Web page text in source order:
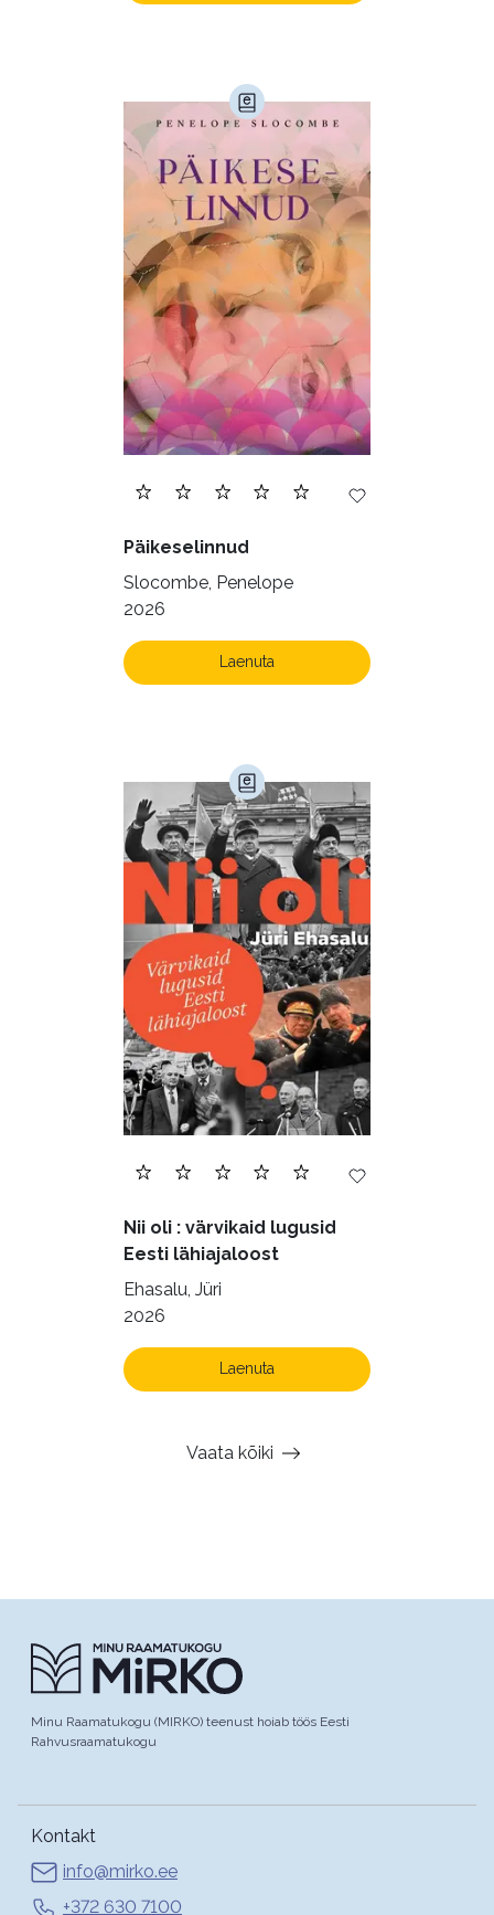
Päikeselinnud
Slocombe, Penelope
2026
Laenuta
Nii oli : värvikaid lugusid
Eesti lähiajaloost
Ehasalu, Jüri
2026
Laenuta
Vaata kõiki
Minu Raamatukogu (MIRKO) teenust hoiab töös Eesti
Rahvusraamatukogu
Kontakt
info@mirko.ee
+372 630 7100